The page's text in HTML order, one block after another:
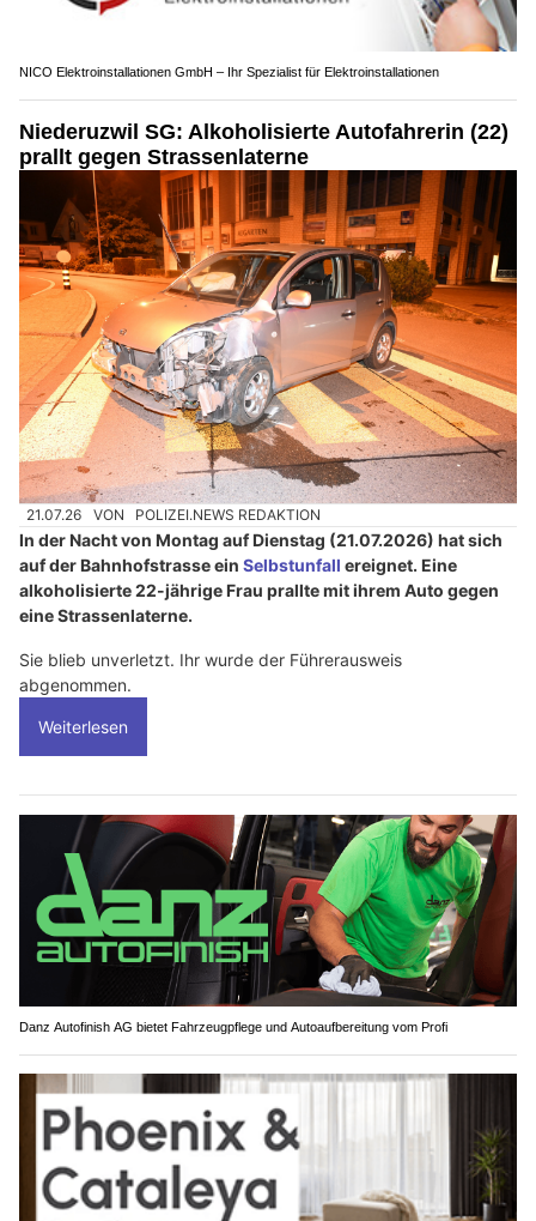
NICO Elektroinstallationen GmbH – Ihr Spezialist für Elektroinstallationen
Niederuzwil SG: Alkoholisierte Autofahrerin (22)
prallt gegen Strassenlaterne
21.07.26 VON POLIZEI.NEWS REDAKTION
In der Nacht von Montag auf Dienstag (21.07.2026) hat sich
auf der Bahnhofstrasse ein Selbstunfall ereignet. Eine
alkoholisierte 22-jährige Frau prallte mit ihrem Auto gegen
eine Strassenlaterne.
Sie blieb unverletzt. Ihr wurde der Führerausweis
abgenommen.
Weiterlesen
Danz Autofinish AG bietet Fahrzeugpflege und Autoaufbereitung vom Profi